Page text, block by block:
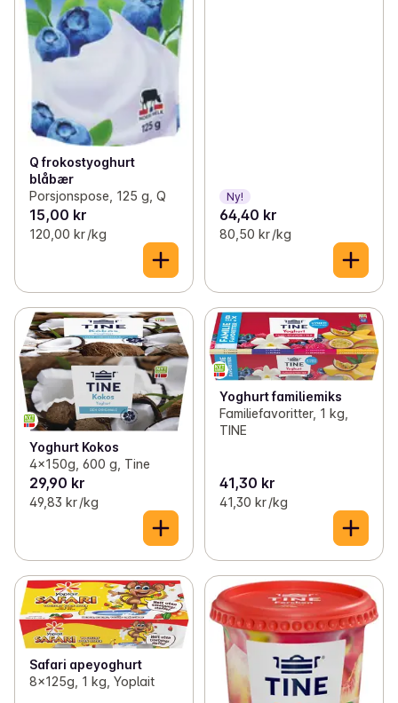
Q frokostyoghurt
blåbær
Porsjonspose, 125 g, Q
15,00 kr
120,00 kr /kg
Ny!
64,40 kr
80,50 kr /kg
Yoghurt Kokos
4x150g, 600 g, Tine
29,90 kr
49,83 kr /kg
Yoghurt familiemiks
Familiefavoritter, 1 kg,
TINE
41,30 kr
41,30 kr /kg
Safari apeyoghurt
8x125g, 1 kg, Yoplait